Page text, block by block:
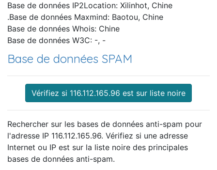
Base de données IP2Location: Xilinhot, Chine
.Base de données Maxmind: Baotou, Chine
Base de données Whois: Chine
Base de données W3C: -, -
Base de données SPAM
Vérifiez si 116.112.165.96 est sur liste noire
Rechercher sur les bases de données anti-spam pour
l'adresse IP 116.112.165.96. Vérifiez si une adresse
Internet ou IP est sur la liste noire des principales
bases de données anti-spam.